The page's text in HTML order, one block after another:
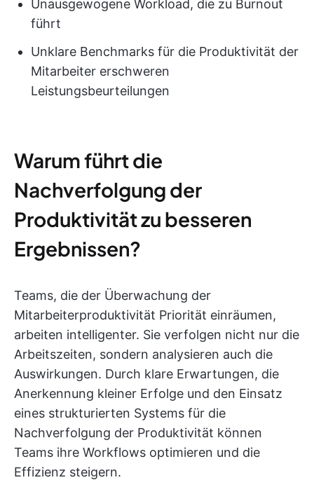
Unausgewogene Workload, die zu Burnout
führt
Unklare Benchmarks für die Produktivität der
Mitarbeiter erschweren
Leistungsbeurteilungen
Warum führt die
Nachverfolgung der
Produktivität zu besseren
Ergebnissen?
Teams, die der Überwachung der
Mitarbeiterproduktivität Priorität einräumen,
arbeiten intelligenter. Sie verfolgen nicht nur die
Arbeitszeiten, sondern analysieren auch die
Auswirkungen. Durch klare Erwartungen, die
Anerkennung kleiner Erfolge und den Einsatz
eines strukturierten Systems für die
Nachverfolgung der Produktivität können
Teams ihre Workflows optimieren und die
Effizienz steigern.